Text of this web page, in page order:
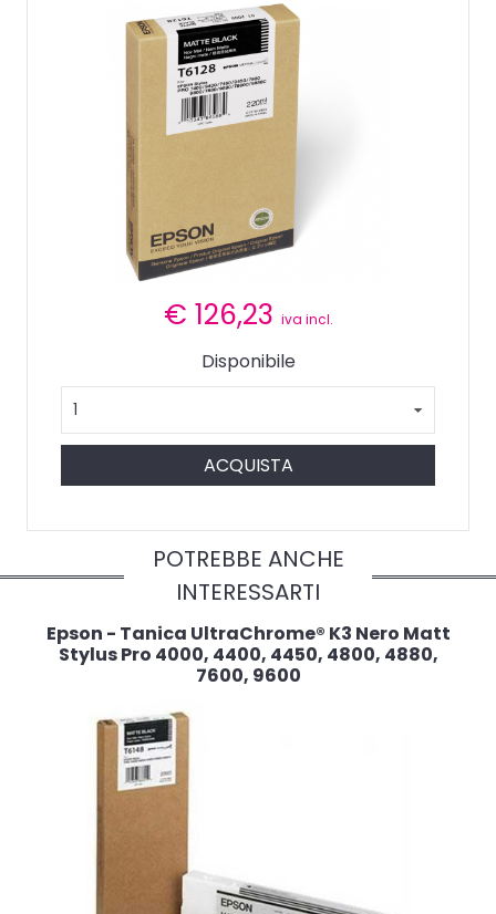
€ 126,23 iva incl.
Disponibile
ACQUISTA
POTREBBE ANCHE
INTERESSARTI
Epson - Tanica UltraChrome® K3 Nero Matt
Stylus Pro 4000, 4400, 4450, 4800, 4880,
7600, 9600